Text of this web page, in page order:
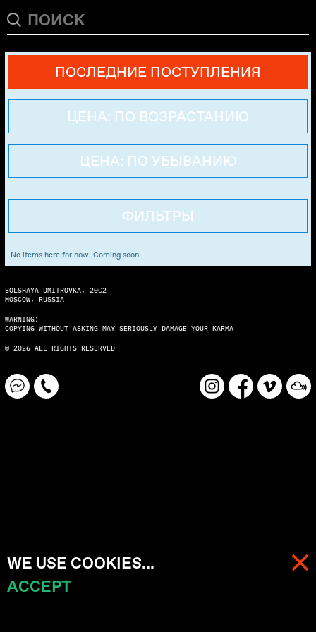
МЕНЮ
ПОСЛЕДНИЕ ПОСТУПЛЕНИЯ
ЦЕНА: ПО ВОЗРАСТАНИЮ
ЦЕНА: ПО УБЫВАНИЮ
ФИЛЬТРЫ
No items here for now. Coming soon.
BOLSHAYA DMITROVKA, 20C2
MOSCOW, RUSSIA
WARNING:
COPYING WITHOUT ASKING MAY SERIOUSLY DAMAGE YOUR KARMA
© 2026 ALL RIGHTS RESERVED
WE USE COOKIES...
ACCEPT